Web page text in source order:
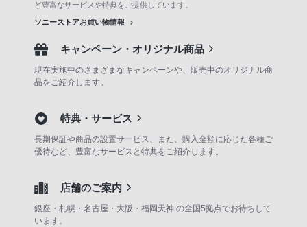
ど豊富なサービスや特典をご提供しています。
ソニーストアお買い物情報
キャンペーン・オリジナル商品
現在実施中のさまざまなキャンペーンや、販売中のオリジナル商
品をご紹介します。
特典・サービス
長期保証や商品の設置サービス、また、購入金額に応じた各種ご
優待など、豊富なサービスと特典をご紹介します。
店舗のご案内
銀座・札幌・名古屋・大阪・福岡天神 の全国5拠点でお待ちして
います。